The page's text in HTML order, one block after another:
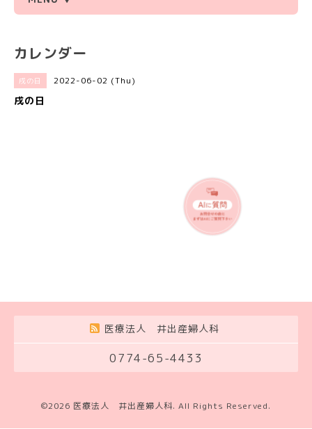
カレンダー
戌の日 2022-06-02 (Thu)
戌の日
医療法人 井出産婦人科
0774-65-4433
©2026 医療法人 井出産婦人科. All Rights Reserved.